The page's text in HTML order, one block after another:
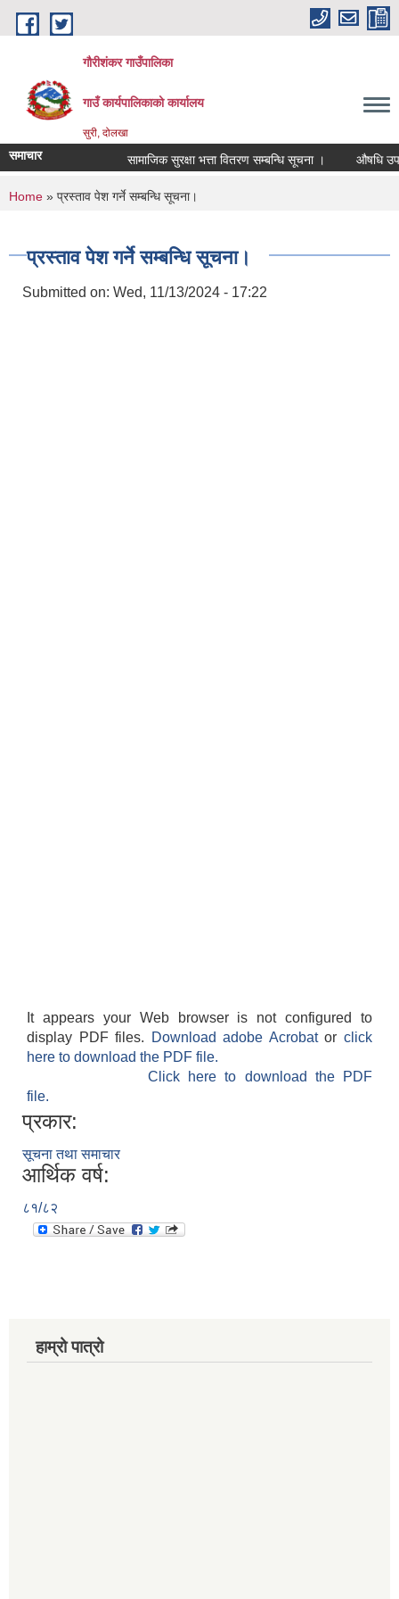
Skip to main content
गौरीशंकर गाउँपालिका
गाउँ कार्यपालिकाको कार्यालय
सुरी, दोलखा
समाचार सामाजिक सुरक्षा भत्ता वितरण सम्बन्धि सूचना । औषधि
You are here
Home » प्रस्ताव पेश गर्ने सम्बन्धि सूचना।
प्रस्ताव पेश गर्ने सम्बन्धि सूचना।
Submitted on: Wed, 11/13/2024 - 17:22
It appears your Web browser is not configured to
display PDF files.
Download adobe Acrobatorclick
here to download the PDF file.
Click here to download the PDF
file.
प्रकार:
सूचना तथा समाचार
आर्थिक वर्ष:
८१/८२
हाम्रो पात्रो